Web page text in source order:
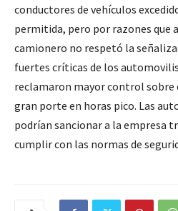
conductores de vehículos
permitida, pero por razones que
camionero no respetó la
fuertes críticas de los
reclamaron mayor control sobre
gran porte en horas pico. Las
podrían sancionar a la empresa
cumplir con las normas de